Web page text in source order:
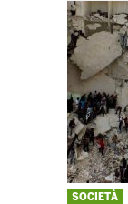
SOCIETÀ